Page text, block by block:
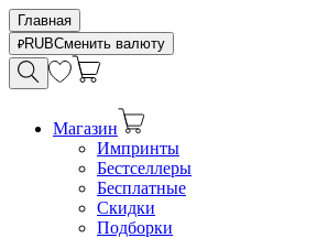
Главная
RUBСменить валюту
Магазин
Импринты
Бестселлеры
Бесплатные
Скидки
Подборки